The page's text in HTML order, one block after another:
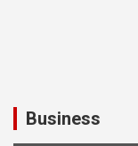
Business